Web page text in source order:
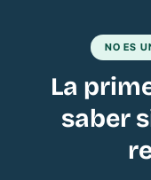
NO ES
La
saber